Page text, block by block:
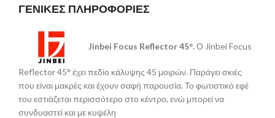
ΓΕΝΙΚΕΣ ΠΛΗΡΟΦΟΡΙΕΣ
Jinbei Focus Reflector 45°. Ο Jinbei Focus
Reflector 45° έχει πεδίο κάλυψης 45 μοιρών. Παράγει σκιές
που είναι μακρές και έχουν σαφή παρουσία. Το φωτιστικό εφέ
του εστιάζεται περισσότερο στο κέντρο, ενώ μπορεί να
συνδυαστεί και με κυψέλη